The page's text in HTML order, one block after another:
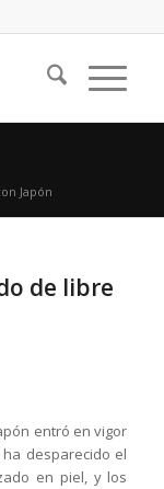
Japón
de libre
entró en vigor
desparecido el
en piel, y los